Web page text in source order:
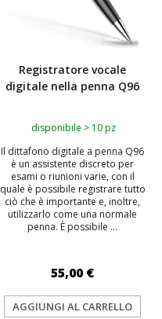
Registratore vocale
digitale nella penna Q96
disponibile > 10 pz
Il dittafono digitale a penna Q96
è un assistente discreto per
esami o riunioni varie, con il
quale è possibile registrare tutto
ciò che è importante e, inoltre,
utilizzarlo come una normale
penna. È possibile ...
55,00 €
AGGIUNGI AL CARRELLO